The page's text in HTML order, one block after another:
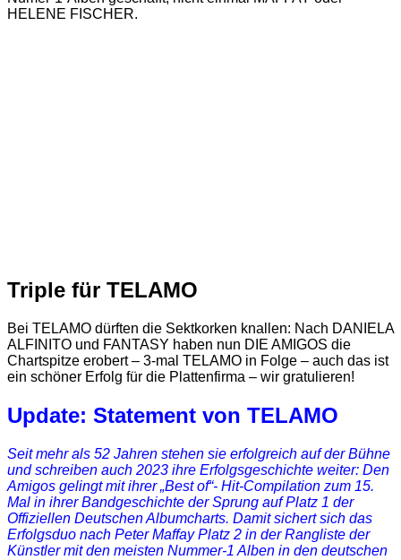
HELENE FISCHER.
Triple für TELAMO
Bei TELAMO dürften die Sektkorken knallen: Nach DANIELA
ALFINITO und FANTASY haben nun DIE AMIGOS die
Chartspitze erobert – 3-mal TELAMO in Folge – auch das ist
ein schöner Erfolg für die Plattenfirma – wir gratulieren!
Update: Statement von TELAMO
Seit mehr als 52 Jahren stehen sie erfolgreich auf der Bühne
und schreiben auch 2023 ihre Erfolgsgeschichte weiter: Den
Amigos gelingt mit ihrer „Best of“- Hit-Compilation zum 15.
Mal in ihrer Bandgeschichte der Sprung auf Platz 1 der
Offiziellen Deutschen Albumcharts. Damit sichert sich das
Erfolgsduo nach Peter Maffay Platz 2 in der Rangliste der
Künstler mit den meisten Nummer-1 Alben in den deutschen